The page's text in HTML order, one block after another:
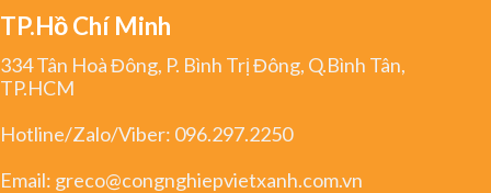
TP.Hồ Chí Minh
334 Tân Hoà Đông, P. Bình Trị Đông, Q.Bình Tân,
TP.HCM
Hotline/Zalo/Viber: 096.297.2250
Email: greco@congnghiepvietxanh.com.vn